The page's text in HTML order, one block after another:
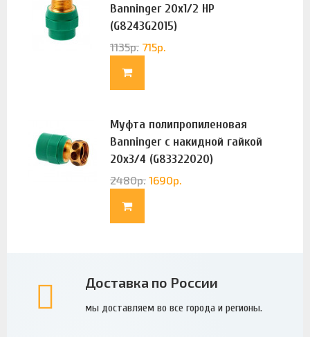
Banninger 20х1/2 НР
(G8243G2015)
1135р. 715р.
Муфта полипропиленовая
Banninger с накидной гайкой
20х3/4 (G83322020)
2480р. 1690р.
Доставка по России
мы доставляем во все города и регионы.